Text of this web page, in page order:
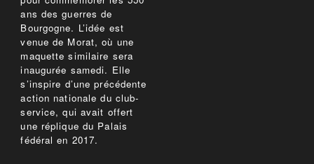
ans des guerres de
Bourgogne. L’idée est
venue de Morat, où une
maquette similaire sera
inaugurée samedi. Elle
s’inspire d’une précédente
action nationale du club-
service, qui avait offert
une réplique du Palais
fédéral en 2017.